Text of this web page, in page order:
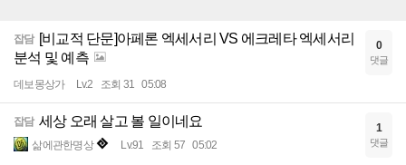
잡담 [비교적 단문]아페론 엑세서리 VS 에크레타 엑세서리
분석 및 예측
데보몽상가 Lv.2 조회 31 05:08
0
댓글
잡담 세상 오래 살고 볼 일이네요
삶에관한명상 Lv.91 조회 57 05:02
1
댓글